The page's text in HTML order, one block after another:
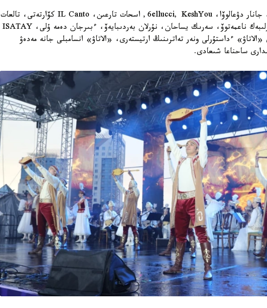
باعدارلامادا ماقپال ءجۇنىسوۆا، جانار دۋعالوۆا، 6ellucci, KeshYou, اسحات تارعىن، IL Canto كۆارتەتى، تالعات
كۇزەمبايەۆ، ەرلان ءبىلال، نۇرلىبەك ناعمەتوۆ، سەرىك يساحان، نۇرلان بەردىبايەۆ، ءبىرجان دەمە ۇلى، ISATAY
ءداستۇرلى ونەر تەاترىنىڭ ارتيستەرى، «الاتاۋ» انسامبلى جانە مەدەۋ
ساحناعا شىعادى.